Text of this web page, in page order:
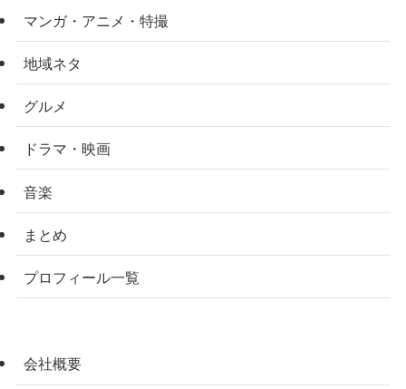
マンガ・アニメ・特撮
地域ネタ
グルメ
ドラマ・映画
音楽
まとめ
プロフィール一覧
会社概要